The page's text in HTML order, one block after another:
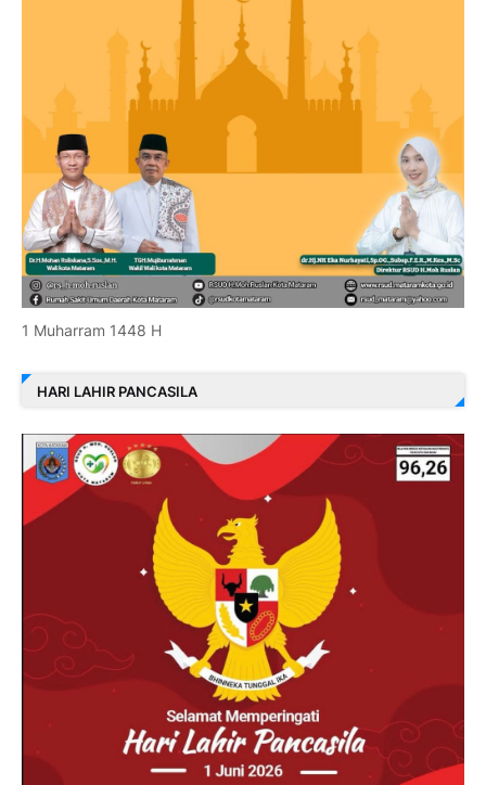
1 Muharram 1448 H
HARI LAHIR PANCASILA